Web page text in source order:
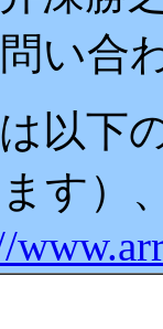
い合わ
以下
す）